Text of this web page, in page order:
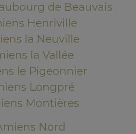
de Beauvais
Henriville
la Neuville
la Vallée
le Pigeonnier
Longpré
Montières
Nord